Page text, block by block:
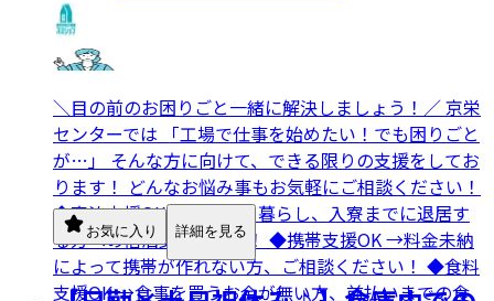
＼目の前のお困りごと一緒に解決しましょう！／ 京栄
センターでは 「工場で仕事を始めたい！でも困りごと
が…」 そんな方に向けて、できる限りの支援をしてお
ります！ どんなお悩み事もお気軽にご相談ください！
◆宿泊支援OK →ネカフェ暮らし、入寮までに退居す
る方への宿泊支援します！ ◆携帯支援OK →料金未納
によって携帯が作れない方、ご相談ください！ ◆食料
支援OK →食事を買うお金が無い方、前払いまでの食
お気に入り 詳細を見る